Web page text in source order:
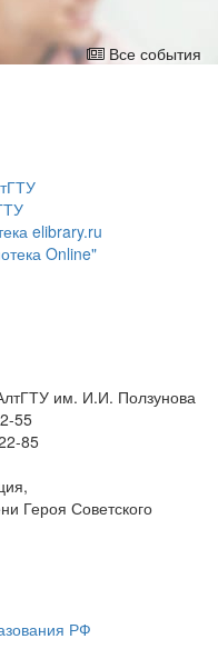
Все события
elibrary.ru
Online"
им. И.И. Ползунова
55
85
Героя Советского
РФ